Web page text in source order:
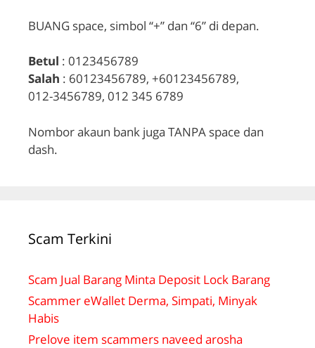
BUANG space, simbol “+” dan “6” di depan.
Betul : 0123456789
Salah : 60123456789, +60123456789,
012-3456789, 012 345 6789
Nombor akaun bank juga TANPA space dan
dash.
Scam Terkini
Scam Jual Barang Minta Deposit Lock Barang
Scammer eWallet Derma, Simpati, Minyak
Habis
Prelove item scammers naveed arosha